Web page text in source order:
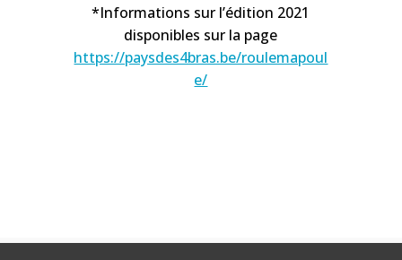
*Informations sur l’édition 2021
disponibles sur la page
https://paysdes4bras.be/roulemapoul
e/